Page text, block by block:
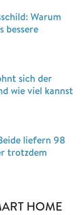
Warum
bessere
sich der
wie viel kannst
liefern 98
trotzdem
HOME